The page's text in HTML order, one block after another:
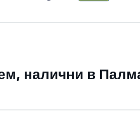
налични в